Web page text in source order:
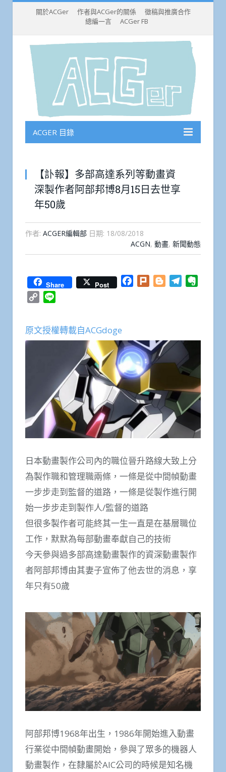
關於ACGer 作者與ACGer的關係
徵稿與推廣合作
總編一言
ACGer FB
ACGER 目錄
【訃報】多部高達系列等動畫資
深製作者阿部邦博8月15日去世享
年50歲
作者: ACGER編輯部 日期: 18/08/2018
ACGN, 動畫, 新聞動態
Share Post Facebook
Plurk BloggerTelegram
Copy
原文授權轉載自ACGdoge
日本動畫製作公司內的職位晉升路線大致上分
為製作職和管理職兩條，一條是從中間幀動畫
一步步走到監督的道路，一條是從製作進行開
始一步步走到製作人/監督的道路
但很多製作者可能終其一生一直是在基層職位
工作，默默為每部動畫奉獻自己的技術
今天參與過多部高達動畫製作的資深動畫製作
者阿部邦博由其妻子宣佈了他去世的消息，享
年只有50歲
阿部邦博1968年出生，1986年開始進入動畫
行業從中間幀動畫開始，參與了眾多的機器人
動畫製作，在隸屬於AIC公司的時候是知名機